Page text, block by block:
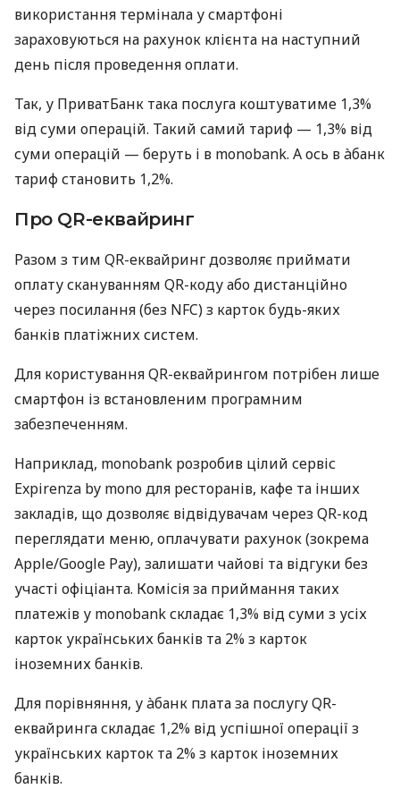
використання термінала у смартфоні
зараховуються на рахунок клієнта на наступний
день після проведення оплати.
Так, у ПриватБанк така послуга коштуватиме 1,3%
від суми операцій. Такий самий тариф — 1,3% від
суми операцій — беруть і в monobank. А ось в àбанк
тариф становить 1,2%.
Про QR-еквайринг
Разом з тим QR-еквайринг дозволяє приймати
оплату скануванням QR-коду або дистанційно
через посилання (без NFC) з карток будь-яких
банків платіжних систем.
Для користування QR-еквайрингом потрібен лише
смартфон із встановленим програмним
забезпеченням.
Наприклад, monobank розробив цілий сервіс
Expirenza by mono для ресторанів, кафе та інших
закладів, що дозволяє відвідувачам через QR-код
переглядати меню, оплачувати рахунок (зокрема
Apple/Google Pay), залишати чайові та відгуки без
участі офіціанта. Комісія за приймання таких
платежів у monobank складає 1,3% від суми з усіх
карток українських банків та 2% з карток
іноземних банків.
Для порівняння, у àбанк плата за послугу QR-
еквайринга складає 1,2% від успішної операції з
українських карток та 2% з карток іноземних
банків.